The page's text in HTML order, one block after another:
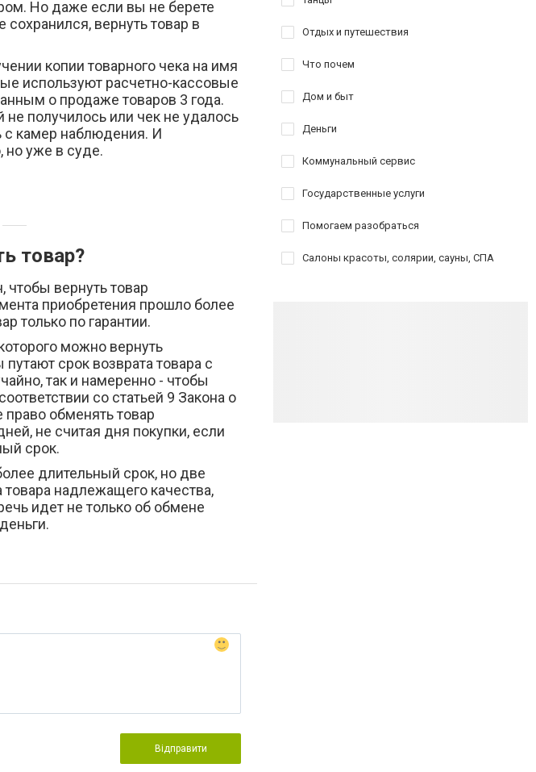
Но даже если вы не берете
вернуть товар в
копии товарного чека на имя
используют расчетно-кассовые
о продаже товаров 3 года.
получилось или чек не удалось
с камер наблюдения. И
но уже в суде.
товар?
чтобы вернуть товар
приобретения прошло более
только по гарантии.
можно вернуть
срок возврата товара с
так и намеренно - чтобы
со статьей 9 Закона о
обменять товар
не считая дня покупки, если
срок.
длительный срок, но две
надлежащего качества,
идет не только об обмене
Відправити
Отдых и путешествия
Что почем
Дом и быт
Деньги
Коммунальный сервис
Государственные услуги
Помогаем разобраться
Салоны красоты, солярии, сауны, СПА